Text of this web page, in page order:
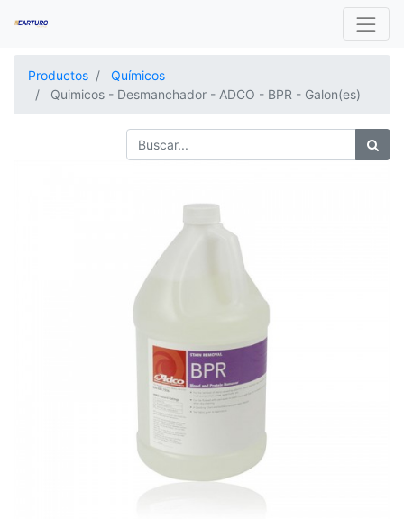
Productos
Químicos
Quimicos - Desmanchador - ADCO - BPR - Galon(es)